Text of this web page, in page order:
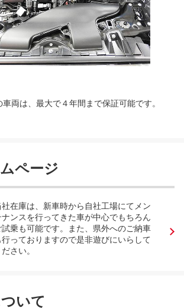
両は、最大で４年間まで保証可能です。
ページ
社在庫は、新車時から自社工場にてメン
ナンスを行ってきた車が中心でもちろん
試乗も可能です。また、県外へのご納車
行っておりますので是非遊びにいらして
ださい。
いて